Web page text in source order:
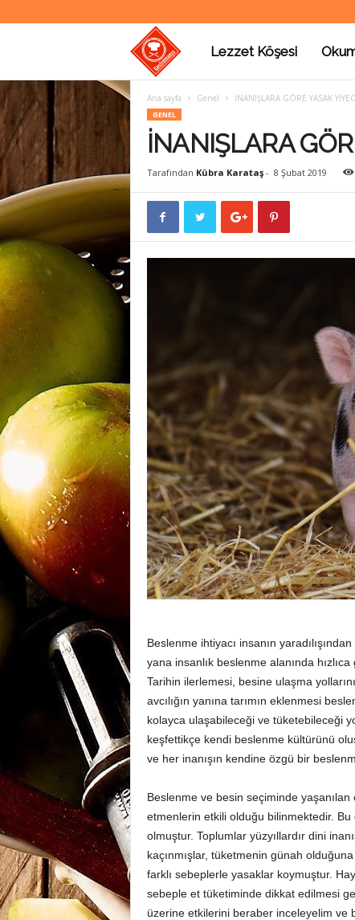
t
a
n
y
Lezzet Köşesi
Ana sayfa Genel İNANIŞLARA GÖRE YASAK
GENEL
İNANIŞLARA
Tarafından Kübra Karataş- 8 Şubat 2019
Beslenme ihtiyacı insanın
yana insanlık beslenme alanında
Tarihin ilerlemesi, besine ulaşma
avcılığın yanına tarımın eklenmesi
kolayca ulaşabileceği ve tüketebileceği
keşfettikçe kendi beslenme kültürünü
ve her inanışın kendine özgü bir
Beslenme ve besin seçiminde yaşanılan
etmenlerin etkili olduğu bilinmektedir.
olmuştur. Toplumlar yüzyıllardır dini
kaçınmışlar, tüketmenin günah
farklı sebeplerle yasaklar koymuştur.
sebeple et tüketiminde dikkat edilmesi
üzerine etkilerini beraber inceleyelim ve